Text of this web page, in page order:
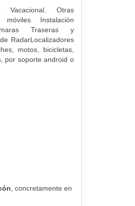
Vacacional. Otras
móviles. Instalación
Traseras y
RadarLocalizadores
motos, bicicletas,
por soporte android o
, concretamente en